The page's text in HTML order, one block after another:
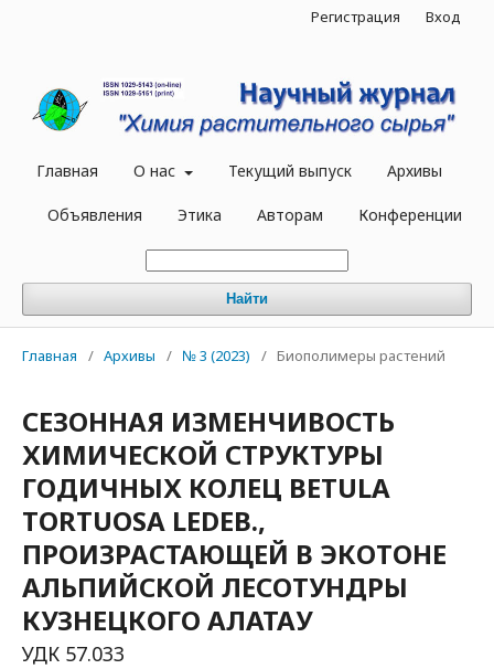
Главная О нас Текущий выпуск Архивы
Объявления Этика Авторам Конференции
Найти
Регистрация Вход
Главная / Архивы / № 3 (2023) / Биополимеры растений
СЕЗОННАЯ ИЗМЕНЧИВОСТЬ
ХИМИЧЕСКОЙ СТРУКТУРЫ
ГОДИЧНЫХ КОЛЕЦ BETULA
TORTUOSA LEDEB.,
ПРОИЗРАСТАЮЩЕЙ В ЭКОТОНЕ
АЛЬПИЙСКОЙ ЛЕСОТУНДРЫ
КУЗНЕЦКОГО АЛАТАУ
УДК 57.033